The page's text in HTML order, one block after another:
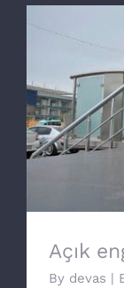
Açık
By devas |